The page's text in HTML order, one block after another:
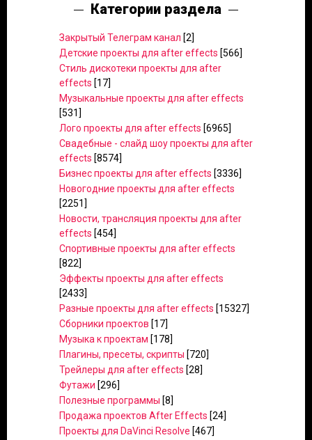
Категории раздела
Закрытый Телеграм канал [2]
Детские проекты для after effects [566]
Стиль дискотеки проекты для after
effects [17]
Музыкальные проекты для after effects
[531]
Лого проекты для after effects [6965]
Свадебные - слайд шоу проекты для after
effects [8574]
Бизнес проекты для after effects [3336]
Новогодние проекты для after effects
[2251]
Новости, трансляция проекты для after
effects [454]
Спортивные проекты для after effects
[822]
Эффекты проекты для after effects
[2433]
Разные проекты для after effects [15327]
Сборники проектов [17]
Музыка к проектам [178]
Плагины, пресеты, скрипты [720]
Трейлеры для after effects [28]
Футажи [296]
Полезные программы [8]
Продажа проектов After Effects [24]
Проекты для DaVinci Resolve [467]